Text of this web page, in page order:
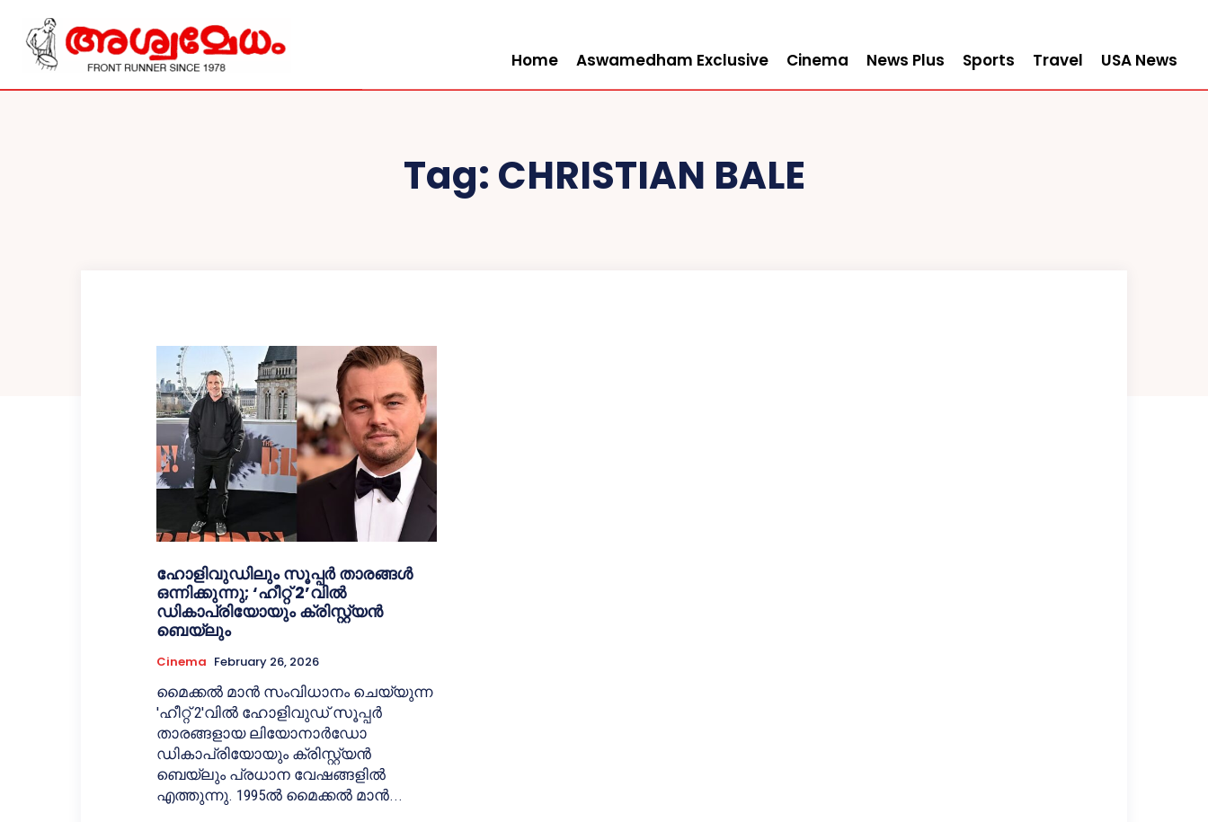
Home Aswamedham Exclusive Cinema News Plus Sports Travel USA News
Tag: CHRISTIAN BALE
ഹോളിവുഡിലും സൂപ്പർ താരങ്ങൾ
ഒന്നിക്കുന്നു; ‘ഹീറ്റ് 2’വിൽ
ഡികാപ്രിയോയും ക്രിസ്റ്റ്യൻ
ബെയ്‌ലും
Cinema February 26, 2026
മൈക്കൽ മാൻ സംവിധാനം ചെയ്യുന്ന
'ഹീറ്റ് 2'വിൽ ഹോളിവുഡ് സൂപ്പർ
താരങ്ങളായ ലിയോനാർഡോ
ഡികാപ്രിയോയും ക്രിസ്റ്റ്യൻ
ബെയ്‌ലും പ്രധാന വേഷങ്ങളിൽ
എത്തുന്നു. 1995ൽ മൈക്കൽ മാൻ...